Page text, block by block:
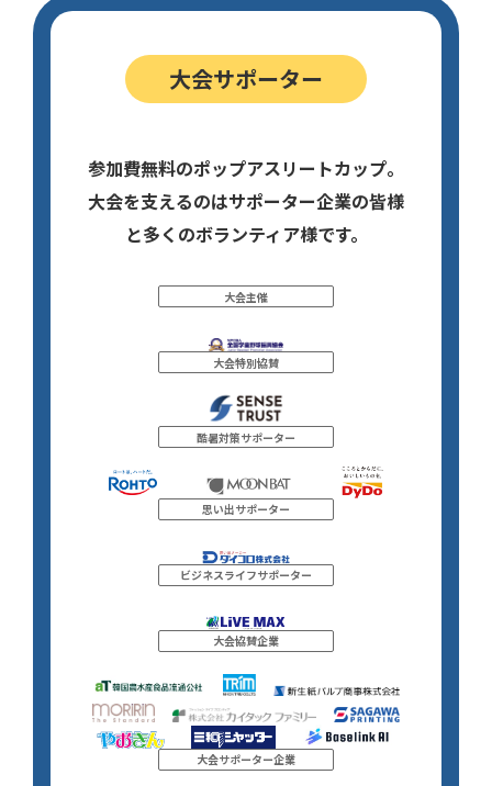
大会サポーター
参加費無料のポップアスリートカップ。
大会を支えるのはサポーター企業の皆様
と多くのボランティア様です。
大会主催
大会特別協賛
酷暑対策サポーター
思い出サポーター
ビジネスライフサポーター
大会協賛企業
大会サポーター企業